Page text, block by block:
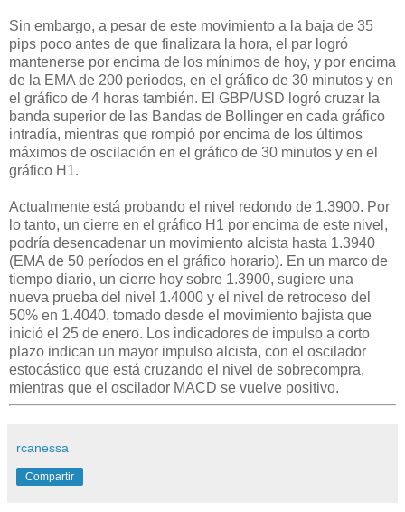
Sin embargo, a pesar de este movimiento a la baja de 35
pips poco antes de que finalizara la hora, el par logró
mantenerse por encima de los mínimos de hoy, y por encima
de la EMA de 200 periodos, en el gráfico de 30 minutos y en
el gráfico de 4 horas también. El GBP/USD logró cruzar la
banda superior de las Bandas de Bollinger en cada gráfico
intradía, mientras que rompió por encima de los últimos
máximos de oscilación en el gráfico de 30 minutos y en el
gráfico H1.
Actualmente está probando el nivel redondo de 1.3900. Por
lo tanto, un cierre en el gráfico H1 por encima de este nivel,
podría desencadenar un movimiento alcista hasta 1.3940
(EMA de 50 períodos en el gráfico horario). En un marco de
tiempo diario, un cierre hoy sobre 1.3900, sugiere una
nueva prueba del nivel 1.4000 y el nivel de retroceso del
50% en 1.4040, tomado desde el movimiento bajista que
inició el 25 de enero. Los indicadores de impulso a corto
plazo indican un mayor impulso alcista, con el oscilador
estocástico que está cruzando el nivel de sobrecompra,
mientras que el oscilador MACD se vuelve positivo.
rcanessa
Compartir